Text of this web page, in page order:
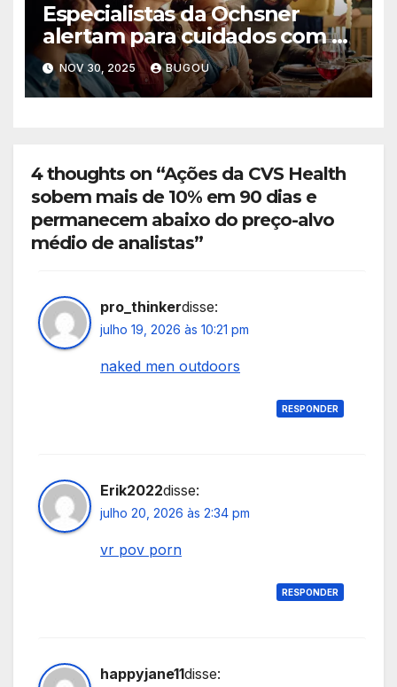
Especialistas da Ochsner
alertam para cuidados com o
coração durante as festas de
fim de ano
NOV 30, 2025 BUGOU
4 thoughts on “Ações da CVS Health
sobem mais de 10% em 90 dias e
permanecem abaixo do preço-alvo
médio de analistas”
pro_thinkerdisse:
julho 19, 2026 às 10:21 pm
naked men outdoors
RESPONDER
Erik2022disse:
julho 20, 2026 às 2:34 pm
vr pov porn
RESPONDER
happyjane11disse: